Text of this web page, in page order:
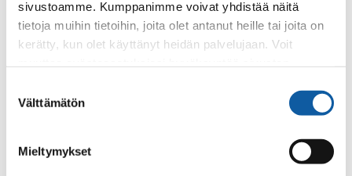
sivustoamme. Kumppanimme voivat yhdistää näitä
tietoja muihin tietoihin, joita olet antanut heille tai joita on
kerätty, kun olet käyttänyt heidän palvelujaan. Voit
valinta
Välttämätön
Mieltymykset
Innehållstyp